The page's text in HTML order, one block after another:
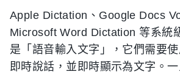
Apple Dictation、Google Docs
Microsoft Word Dictation 等系統
是「語音輸入文字」，它們需要
即時說話，並即時顯示為文字。